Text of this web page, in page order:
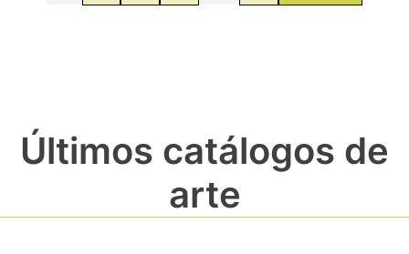
Últimos catálogos de
arte